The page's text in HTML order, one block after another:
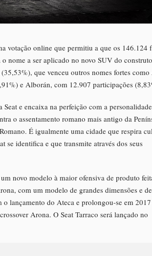
votação online que permitiu a que os 146.124
nome a ser aplicado no novo SUV do
que venceu outros nomes fortes
e Alborán, com 12.907 participações
e encaixa na perfeição com a
o assentamento romano mais antigo da
É igualmente uma cidade que respira
se identifica e que transmite através dos seus
novo modelo à maior ofensiva de produto
com um modelo de grandes dimensões e
lançamento do Ateca e prolongou-se em
Arona. O Seat Tarraco será lançado no